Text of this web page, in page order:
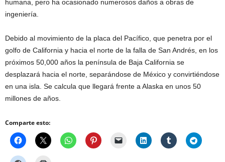
humana, pero ha ocasionado numerosos daños a obras de
ingeniería.
Debido al movimiento de la placa del Pacífico, que penetra por el
golfo de California y hacia el norte de la falla de San Andrés, en los
próximos 50,000 años la península de Baja California se
desplazará hacia el norte, separándose de México y convirtiéndose
en una isla. Se calcula que llegará frente a Alaska en unos 50
millones de años.
Comparte esto: